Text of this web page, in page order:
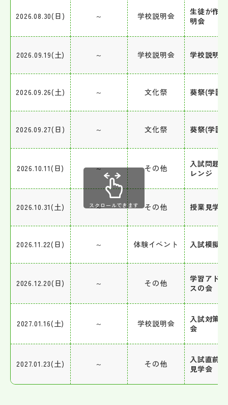
2026.08.30(日) ～ 学校説明会
生徒が作
明会
2026.09.19(土) ～ 学校説明会 学校説明会
2026.09.26(土) ～ 文化祭 葵祭(学園
2026.09.27(日) ～ 文化祭 葵祭(学園
2026.10.11(日) ～ その他
入試問題
レンジ
2026.10.31(土) ～ その他 授業見学会
2026.11.22(日) ～ 体験イベント 入試模擬
2026.12.20(日) ～ その他
学習アド
スの会
2027.01.16(土) ～ 学校説明会
入試対策
会
2027.01.23(土) ～ その他
入試直前
見学会
スクロールできます